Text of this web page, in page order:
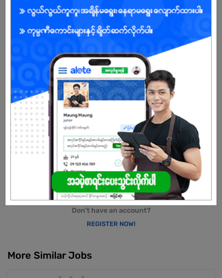
between suppliers and wholesale buyers. We will be your trustable
partner in both product and service. Cosmetic shops, key
accounts, major retailers and wholesaler can be referred to as our
major clients.
CLICK HERE TO APPLY
Don't have an account?
REGISTER NOW!
More Similar Jobs